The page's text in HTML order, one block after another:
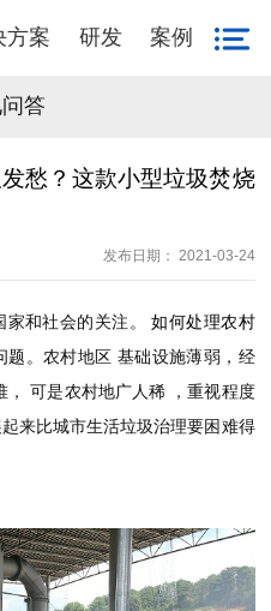
方案 研发 案例
答
愁？这款小型垃圾焚烧
发布日期： 2021-03-24
和社会的关注 。 如何处理农村
。 农村地区 基础设施薄弱 ， 经
可是 农村地广人稀
，重视程度
来比城市生活垃圾治理要困难得